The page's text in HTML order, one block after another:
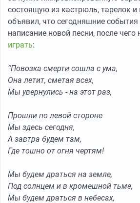
состоящую из кастрюль, тарелок и
объявил, что сегодняшние
написание новой песни, после чего
играть:
“Повозка смерти сошла с ума,
Она летит, сметая всех,
Мы увернулись - на этот раз,
Прошли по левой стороне
Мы здесь сегодня,
А завтра будем там,
Где тошно от огня чертям!
Мы будем драться на земле,
Под солнцем и в кромешной тьме,
Мы будем драться в небесах,